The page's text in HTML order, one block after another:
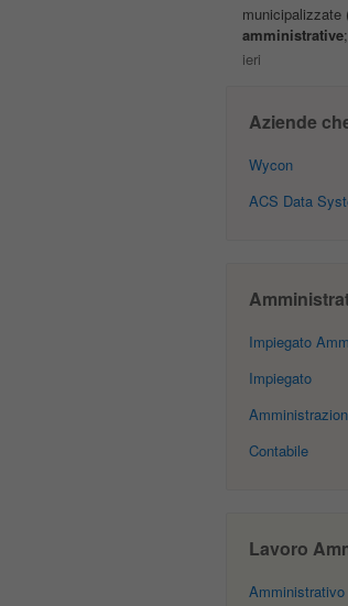
amministrative
ieri
Aziende
Wycon
ACS Data
Impiegato
Impiegato
Contabile
Lavoro
Amministrativo